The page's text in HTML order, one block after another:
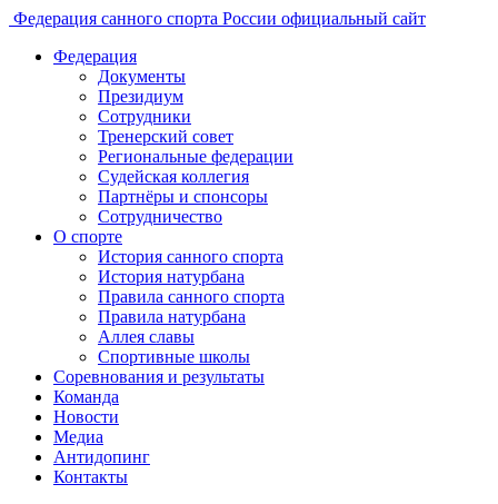
Федерация санного спорта России официальный сайт
Федерация
Документы
Президиум
Сотрудники
Тренерский совет
Региональные федерации
Судейская коллегия
Партнёры и спонсоры
Сотрудничество
О спорте
История санного спорта
История натурбана
Правила санного спорта
Правила натурбана
Аллея славы
Спортивные школы
Соревнования и результаты
Команда
Новости
Медиа
Антидопинг
Контакты